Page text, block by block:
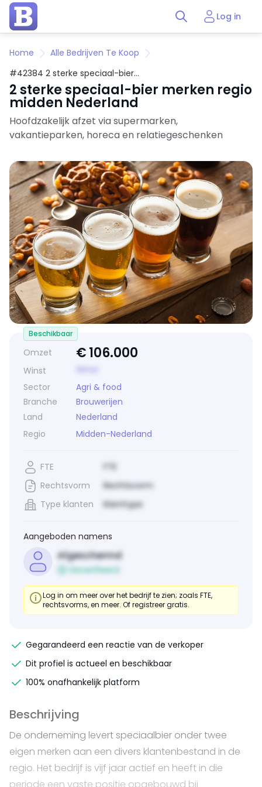
Log in
Home
Alle Bedrijven Te Koop
#42384 2 sterke speciaal-bier
merken regio midden Nederland
2 sterke speciaal-bier merken regio
midden Nederland
Hoofdzakelijk afzet via supermarken,
vakantieparken, horeca en relatiegeschenken
Omzet €106.000
Winst
Sector
Agri & food
Branche
Brouwerijen
Land
Nederland
Regio
Midden-Nederland
Beschikbaar
FTE
FTE
Rechtsvorm
Rechtsvorm
Type klanten
Klanttype
Aangeboden namens
Afgeschermd
Geverifieerd
Log in om meer over het bedrijf te zien; zoals FTE,
rechtsvorms, en meer. Of registreer gratis.
Gegarandeerd een reactie van de verkoper
Dit profiel is actueel en beschikbaar
100% onafhankelijk platform
Beschrijving
De onderneming levert speciaalbier onder twee
eigen merken aan een divers klantenbestand in de
regio. Het bedrijf is vijf jaar actief en heeft in die
periode een vaste positie opgebouwd bij